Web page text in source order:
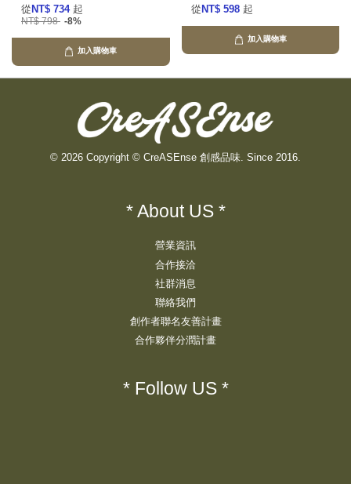
從 NT$ 734 起
NT$ 798 -8%
加入購物車
從 NT$ 598 起
加入購物車
© 2026 Copyright © CreASEnse 創感品味. Since 2016.
* About US *
營業資訊
合作接洽
社群消息
聯絡我們
創作者聯名友善計畫
合作夥伴分潤計畫
* Follow US *